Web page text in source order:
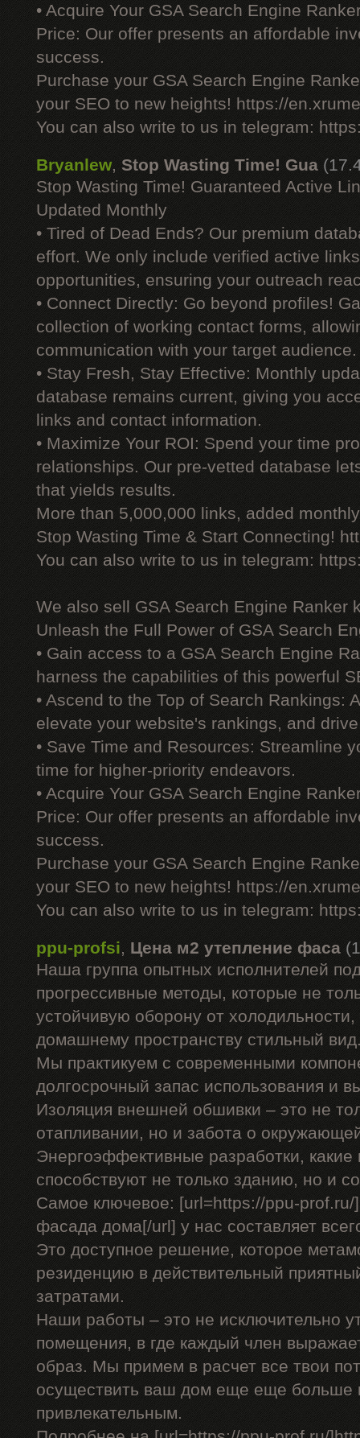
• Acquire Your GSA Search Engine
Price: Our offer presents an affordable
success.
Purchase your GSA Search Engine
your SEO to new heights! https://
You can also write to us in telegram:
Bryanlew,Stop Wasting Time! Gua
Stop Wasting Time! Guaranteed Active
Updated Monthly
• Tired of Dead Ends? Our premium
effort. We only include verified active
opportunities, ensuring your outreach
• Connect Directly: Go beyond profiles!
collection of working contact forms,
communication with your target audience.
• Stay Fresh, Stay Effective: Monthly
database remains current, giving you
links and contact information.
• Maximize Your ROI: Spend your time
relationships. Our pre-vetted database
that yields results.
More than 5,000,000 links, added
Stop Wasting Time & Start Connecting!
You can also write to us in telegram:
We also sell GSA Search Engine Ranker
Unleash the Full Power of GSA Search
• Gain access to a GSA Search Engine
harness the capabilities of this powerful
• Ascend to the Top of Search Rankings:
elevate your website's rankings, and
• Save Time and Resources: Streamline
time for higher-priority endeavors.
• Acquire Your GSA Search Engine
Price: Our offer presents an affordable
success.
Purchase your GSA Search Engine
your SEO to new heights! https://
You can also write to us in telegram:
ppu-profsi, Цена м2 утепление фаса
Наша группа опытных исполнителей
прогрессивные методы, которые не
устойчивую оборону от
домашнему пространству стильный
Мы практикуем с современными
долгосрочный запас использования и
Изоляция внешней обшивки – это не
отапливании, но и забота о
Энергоэффективные разработки,
способствуют не только зданию, но и
Самое ключевое: [url=https://ppu-prof.ru/
фасада дома[/url] у нас составляет
Это доступное решение, которое
резиденцию в действительный
затратами.
Наши работы – это не исключительно
помещения, в где каждый член
образ. Мы примем в расчет все твои
осуществить ваш дом еще еще больше
привлекательным.